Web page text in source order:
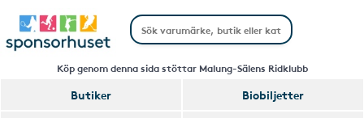
Köp genom denna sida stöttar Malung-Sälens Ridklubb
Butiker
Biobiljetter